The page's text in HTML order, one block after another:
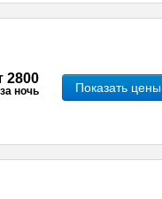
2800
за ночь Показать цены